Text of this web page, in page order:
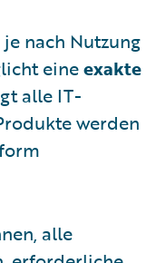
nach Nutzung
eineexakte
alle IT-
werden
alle